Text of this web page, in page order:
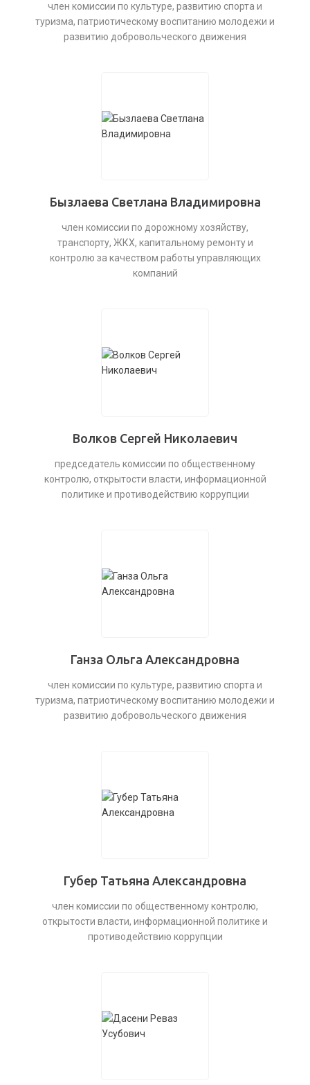
член комиссии по культуре, развитию спорта и
туризма, патриотическому воспитанию молодежи и
развитию добровольческого движения
Бызлаева Светлана Владимировна
член комиссии по дорожному хозяйству,
транспорту, ЖКХ, капитальному ремонту и
контролю за качеством работы управляющих
компаний
Волков Сергей Николаевич
председатель комиссии по общественному
контролю, открытости власти, информационной
политике и противодействию коррупции
Ганза Ольга Александровна
член комиссии по культуре, развитию спорта и
туризма, патриотическому воспитанию молодежи и
развитию добровольческого движения
Губер Татьяна Александровна
член комиссии по общественному контролю,
открытости власти, информационной политике и
противодействию коррупции